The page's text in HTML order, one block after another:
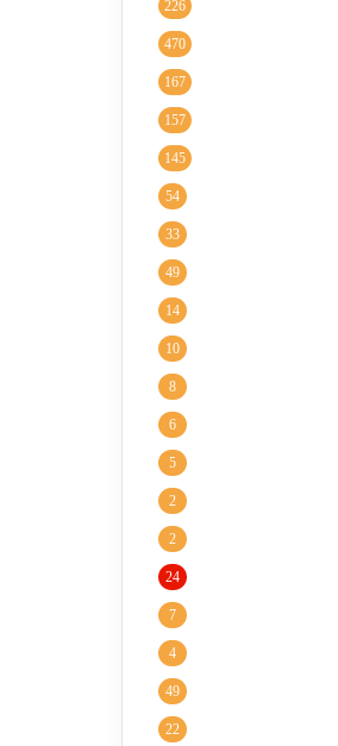
226
470
167
157
145
54
33
49
14
10
8
6
5
2
2
24
7
4
49
22